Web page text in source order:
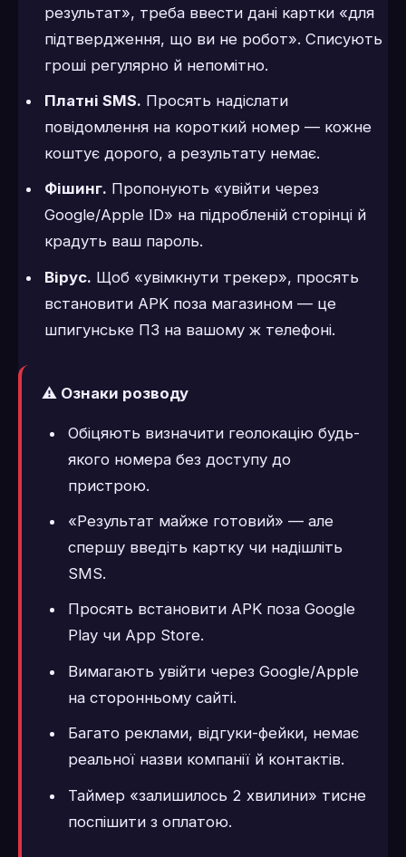
результат», треба ввести дані картки «для
підтвердження, що ви не робот». Списують
гроші регулярно й непомітно.
Платні SMS. Просять надіслати
повідомлення на короткий номер — кожне
коштує дорого, а результату немає.
Фішинг. Пропонують «увійти через
Google/Apple ID» на підробленій сторінці й
крадуть ваш пароль.
Вірус. Щоб «увімкнути трекер», просять
встановити APK поза магазином — це
шпигунське ПЗ на вашому ж телефоні.
⚠️ Ознаки розводу
Обіцяють визначити геолокацію будь-
якого номера без доступу до
пристрою.
«Результат майже готовий» — але
спершу введіть картку чи надішліть
SMS.
Просять встановити APK поза Google
Play чи App Store.
Вимагають увійти через Google/Apple
на сторонньому сайті.
Багато реклами, відгуки-фейки, немає
реальної назви компанії й контактів.
Таймер «залишилось 2 хвилини» тисне
поспішити з оплатою.